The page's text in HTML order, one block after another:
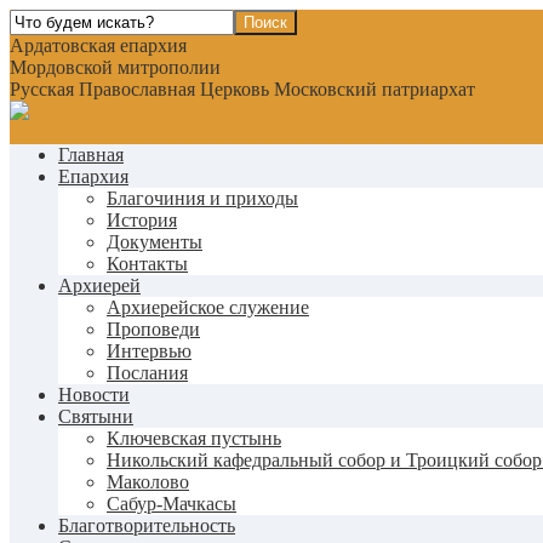
Ардатовская епархия
Мордовской митрополии
Русская Православная Церковь Московский патриархат
Главная
Епархия
Благочиния и приходы
История
Документы
Контакты
Архиерей
Архиерейское служение
Проповеди
Интервью
Послания
Новости
Святыни
Ключевская пустынь
Никольский кафедральный собор и Троицкий собор
Маколово
Сабур-Мачкасы
Благотворительность